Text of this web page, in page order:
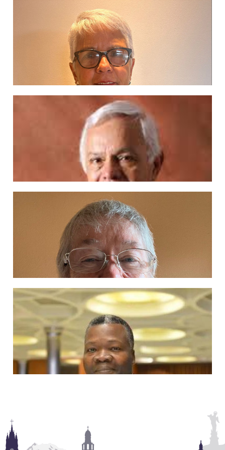
Madre Verónica de la Santa Faz
Ampliar información
Monseñor Rafael Cob
Ampliar información
María de Lourdes Amador
Ampliar información
Margaret Felker